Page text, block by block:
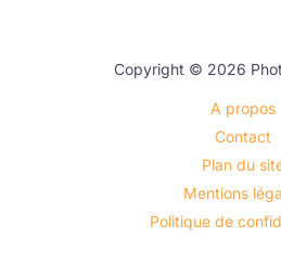
Copyright © 2026
A propos
Contact
Plan du
Mentions
Politique de